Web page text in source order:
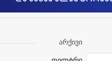
არქივი